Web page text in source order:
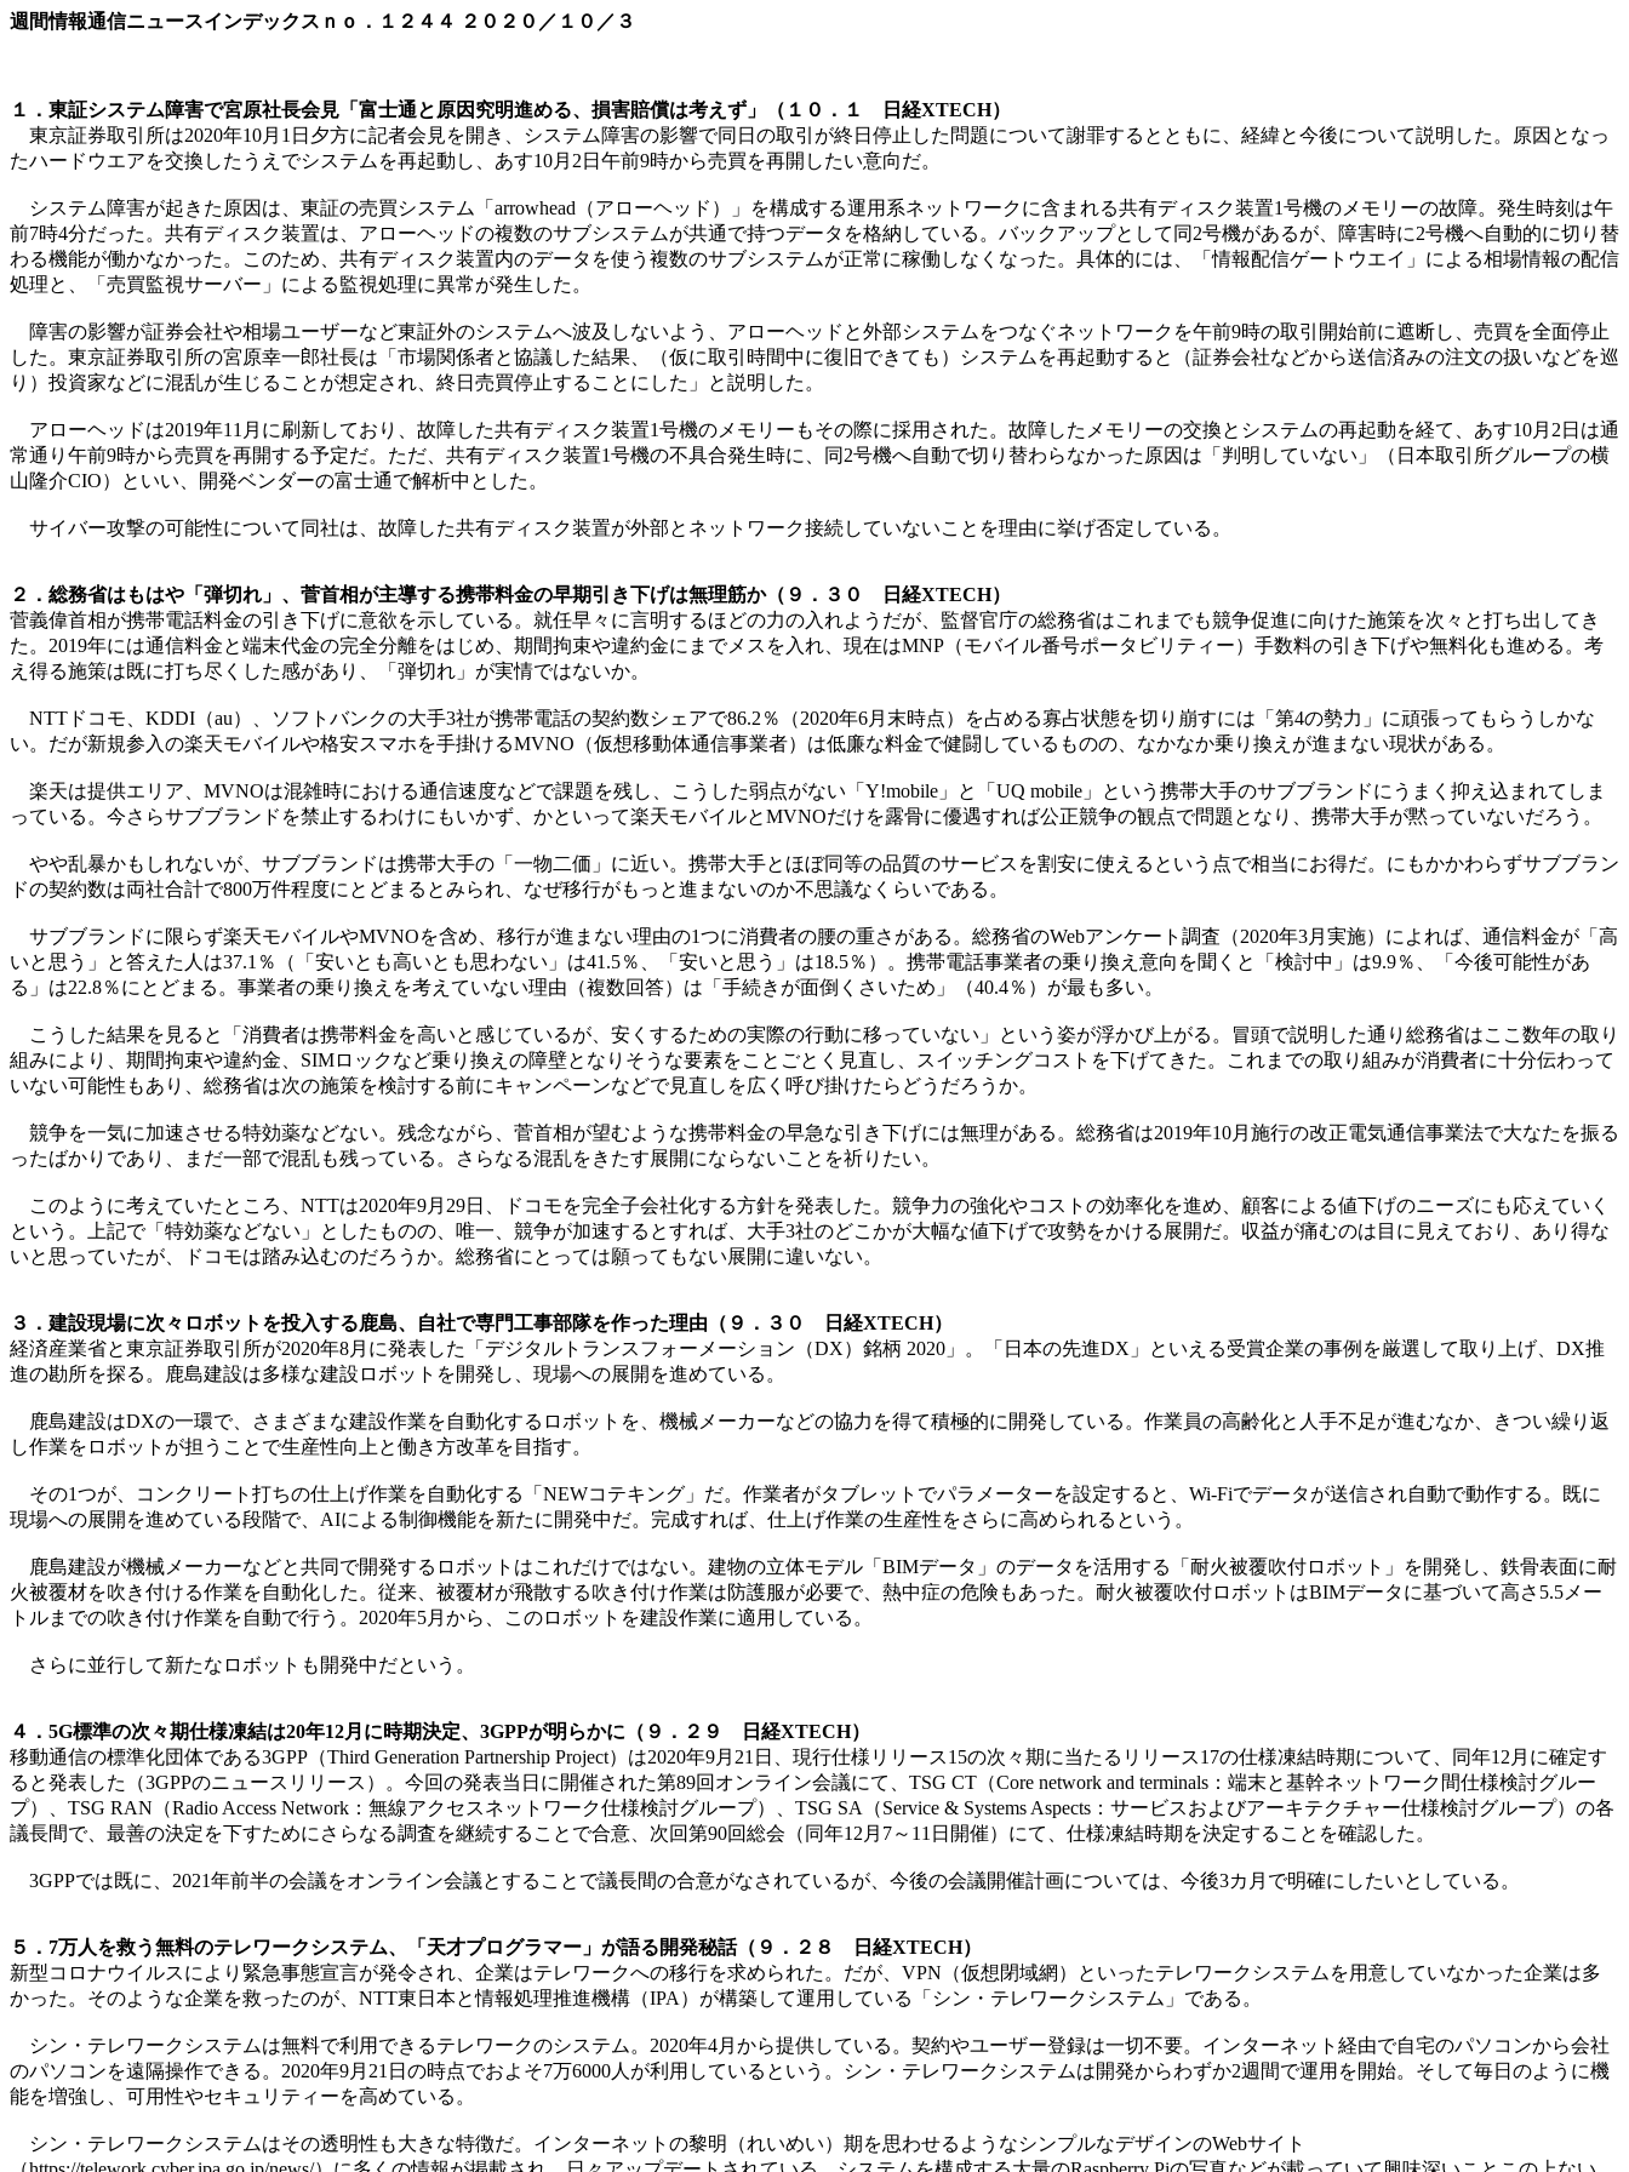
週間情報通信ニュースインデックスｎｏ． １２４４ ２０２０／１０／３
１．東証システム障害で宮原社長会見「富士通と原因究明進める、損害賠償は考えず」（１０．１ 日経XTECH）
東京証券取引所は2020年10月1日夕方に記者会見を開き、システム障害の影響で同日の取引が終日停止した問題について謝罪するとともに、経緯と今後について説明した。原因となっ
たハードウエアを交換したうえでシステムを再起動し、あす10月2日午前9時から売買を再開したい意向だ。
システム障害が起きた原因は、東証の売買システム「arrowhead（アローヘッド）」を構成する運用系ネットワークに含まれる共有ディスク装置1号機のメモリーの故障。発生時刻は午
前7時4分だった。共有ディスク装置は、アローヘッドの複数のサブシステムが共通で持つデータを格納している。バックアップとして同2号機があるが、障害時に2号機へ自動的に切り替
わる機能が働かなかった。このため、共有ディスク装置内のデータを使う複数のサブシステムが正常に稼働しなくなった。具体的には、「情報配信ゲートウエイ」による相場情報の配信
処理と、「売買監視サーバー」による監視処理に異常が発生した。
障害の影響が証券会社や相場ユーザーなど東証外のシステムへ波及しないよう、アローヘッドと外部システムをつなぐネットワークを午前9時の取引開始前に遮断し、売買を全面停止
した。東京証券取引所の宮原幸一郎社長は「市場関係者と協議した結果、（仮に取引時間中に復旧できても）システムを再起動すると（証券会社などから送信済みの注文の扱いなどを巡
り）投資家などに混乱が生じることが想定され、終日売買停止することにした」と説明した。
アローヘッドは2019年11月に刷新しており、故障した共有ディスク装置1号機のメモリーもその際に採用された。故障したメモリーの交換とシステムの再起動を経て、あす10月2日は通
常通り午前9時から売買を再開する予定だ。ただ、共有ディスク装置1号機の不具合発生時に、同2号機へ自動で切り替わらなかった原因は「判明していない」（日本取引所グループの横
山隆介CIO）といい、開発ベンダーの富士通で解析中とした。
サイバー攻撃の可能性について同社は、故障した共有ディスク装置が外部とネットワーク接続していないことを理由に挙げ否定している。
２．総務省はもはや「弾切れ」、菅首相が主導する携帯料金の早期引き下げは無理筋か（９．３０ 日経XTECH）
菅義偉首相が携帯電話料金の引き下げに意欲を示している。就任早々に言明するほどの力の入れようだが、監督官庁の総務省はこれまでも競争促進に向けた施策を次々と打ち出してき
た。2019年には通信料金と端末代金の完全分離をはじめ、期間拘束や違約金にまでメスを入れ、現在はMNP（モバイル番号ポータビリティー）手数料の引き下げや無料化も進める。考
え得る施策は既に打ち尽くした感があり、「弾切れ」が実情ではないか。
NTTドコモ、KDDI（au）、ソフトバンクの大手3社が携帯電話の契約数シェアで86.2％（2020年6月末時点）を占める寡占状態を切り崩すには「第4の勢力」に頑張ってもらうしかな
い。だが新規参入の楽天モバイルや格安スマホを手掛けるMVNO（仮想移動体通信事業者）は低廉な料金で健闘しているものの、なかなか乗り換えが進まない現状がある。
楽天は提供エリア、MVNOは混雑時における通信速度などで課題を残し、こうした弱点がない「Y!mobile」と「UQ mobile」という携帯大手のサブブランドにうまく抑え込まれてしま
っている。今さらサブブランドを禁止するわけにもいかず、かといって楽天モバイルとMVNOだけを露骨に優遇すれば公正競争の観点で問題となり、携帯大手が黙っていないだろう。
やや乱暴かもしれないが、サブブランドは携帯大手の「一物二価」に近い。携帯大手とほぼ同等の品質のサービスを割安に使えるという点で相当にお得だ。にもかかわらずサブブラン
ドの契約数は両社合計で800万件程度にとどまるとみられ、なぜ移行がもっと進まないのか不思議なくらいである。
サブブランドに限らず楽天モバイルやMVNOを含め、移行が進まない理由の1つに消費者の腰の重さがある。総務省のWebアンケート調査（2020年3月実施）によれば、通信料金が「高
いと思う」と答えた人は37.1％（「安いとも高いとも思わない」は41.5％、「安いと思う」は18.5％）。携帯電話事業者の乗り換え意向を聞くと「検討中」は9.9％、「今後可能性があ
る」は22.8％にとどまる。事業者の乗り換えを考えていない理由（複数回答）は「手続きが面倒くさいため」（40.4％）が最も多い。
こうした結果を見ると「消費者は携帯料金を高いと感じているが、安くするための実際の行動に移っていない」という姿が浮かび上がる。冒頭で説明した通り総務省はここ数年の取り
組みにより、期間拘束や違約金、SIMロックなど乗り換えの障壁となりそうな要素をことごとく見直し、スイッチングコストを下げてきた。これまでの取り組みが消費者に十分伝わって
いない可能性もあり、総務省は次の施策を検討する前にキャンペーンなどで見直しを広く呼び掛けたらどうだろうか。
競争を一気に加速させる特効薬などない。残念ながら、菅首相が望むような携帯料金の早急な引き下げには無理がある。総務省は2019年10月施行の改正電気通信事業法で大なたを振る
ったばかりであり、まだ一部で混乱も残っている。さらなる混乱をきたす展開にならないことを祈りたい。
このように考えていたところ、NTTは2020年9月29日、ドコモを完全子会社化する方針を発表した。競争力の強化やコストの効率化を進め、顧客による値下げのニーズにも応えていく
という。上記で「特効薬などない」としたものの、唯一、競争が加速するとすれば、大手3社のどこかが大幅な値下げで攻勢をかける展開だ。収益が痛むのは目に見えており、あり得な
いと思っていたが、ドコモは踏み込むのだろうか。総務省にとっては願ってもない展開に違いない。
３．建設現場に次々ロボットを投入する鹿島、自社で専門工事部隊を作った理由（９．３０ 日経XTECH）
経済産業省と東京証券取引所が2020年8月に発表した「デジタルトランスフォーメーション（DX）銘柄 2020」。「日本の先進DX」といえる受賞企業の事例を厳選して取り上げ、DX推
進の勘所を探る。鹿島建設は多様な建設ロボットを開発し、現場への展開を進めている。
鹿島建設はDXの一環で、さまざまな建設作業を自動化するロボットを、機械メーカーなどの協力を得て積極的に開発している。作業員の高齢化と人手不足が進むなか、きつい繰り返
し作業をロボットが担うことで生産性向上と働き方改革を目指す。
その1つが、コンクリート打ちの仕上げ作業を自動化する「NEWコテキング」だ。作業者がタブレットでパラメーターを設定すると、Wi-Fiでデータが送信され自動で動作する。既に
現場への展開を進めている段階で、AIによる制御機能を新たに開発中だ。完成すれば、仕上げ作業の生産性をさらに高められるという。
鹿島建設が機械メーカーなどと共同で開発するロボットはこれだけではない。建物の立体モデル「BIMデータ」のデータを活用する「耐火被覆吹付ロボット」を開発し、鉄骨表面に耐
火被覆材を吹き付ける作業を自動化した。従来、被覆材が飛散する吹き付け作業は防護服が必要で、熱中症の危険もあった。耐火被覆吹付ロボットはBIMデータに基づいて高さ5.5メー
トルまでの吹き付け作業を自動で行う。2020年5月から、このロボットを建設作業に適用している。
さらに並行して新たなロボットも開発中だという。
４．5G標準の次々期仕様凍結は20年12月に時期決定、3GPPが明らかに（９．２９ 日経XTECH）
移動通信の標準化団体である3GPP（Third Generation Partnership Project）は2020年9月21日、現行仕様リリース15の次々期に当たるリリース17の仕様凍結時期について、同年12月に確定す
ると発表した（3GPPのニュースリリース）。今回の発表当日に開催された第89回オンライン会議にて、TSG CT（Core network and terminals：端末と基幹ネットワーク間仕様検討グルー
プ）、TSG RAN（Radio Access Network：無線アクセスネットワーク仕様検討グループ）、TSG SA（Service & Systems Aspects：サービスおよびアーキテクチャー仕様検討グループ）の各
議長間で、最善の決定を下すためにさらなる調査を継続することで合意、次回第90回総会（同年12月7～11日開催）にて、仕様凍結時期を決定することを確認した。
3GPPでは既に、2021年前半の会議をオンライン会議とすることで議長間の合意がなされているが、今後の会議開催計画については、今後3カ月で明確にしたいとしている。
５．7万人を救う無料のテレワークシステム、「天才プログラマー」が語る開発秘話（９．２８ 日経XTECH）
新型コロナウイルスにより緊急事態宣言が発令され、企業はテレワークへの移行を求められた。だが、VPN（仮想閉域網）といったテレワークシステムを用意していなかった企業は多
かった。そのような企業を救ったのが、NTT東日本と情報処理推進機構（IPA）が構築して運用している「シン・テレワークシステム」である。
シン・テレワークシステムは無料で利用できるテレワークのシステム。2020年4月から提供している。契約やユーザー登録は一切不要。インターネット経由で自宅のパソコンから会社
のパソコンを遠隔操作できる。2020年9月21日の時点でおよそ7万6000人が利用しているという。シン・テレワークシステムは開発からわずか2週間で運用を開始。そして毎日のように機
能を増強し、可用性やセキュリティーを高めている。
シン・テレワークシステムはその透明性も大きな特徴だ。インターネットの黎明（れいめい）期を思わせるようなシンプルなデザインのWebサイト